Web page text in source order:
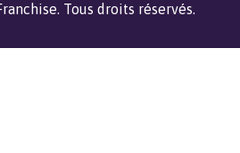
Tous droits réservés.